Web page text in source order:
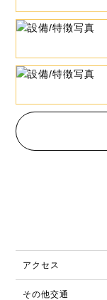
アクセス
その他交通